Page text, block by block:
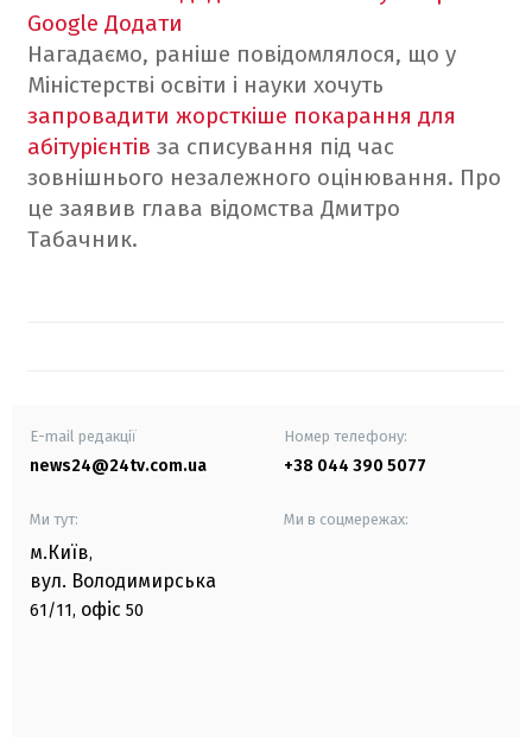
Google Додати
Нагадаємо, раніше повідомлялося, що у
Міністерстві освіти і науки хочуть
запровадити жорсткіше покарання для
абітурієнтів за списування під час
зовнішнього незалежного оцінювання. Про
це заявив глава відомства Дмитро
Табачник.
E-mail редакції
news24@24tv.com.ua
Номер телефону:
+38 044 390 5077
Ми тут:
м.Київ,
вул. Володимирська
61/11, офіс 50
Ми в соцмережах: